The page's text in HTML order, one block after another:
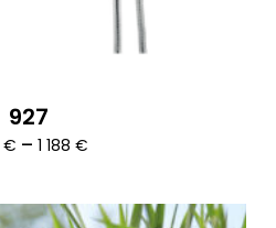
927
€ – 1 188 €Ártartomány:
188 €